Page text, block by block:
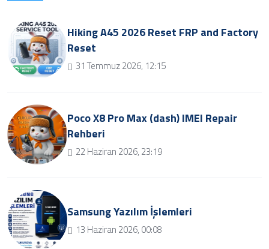
Hiking A45 2026 Reset FRP and Factory
Reset
31 Temmuz 2026, 12:15
Poco X8 Pro Max (dash) IMEI Repair
Rehberi
22 Haziran 2026, 23:19
Samsung Yazılım İşlemleri
13 Haziran 2026, 00:08